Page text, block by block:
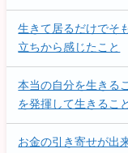
生きて居るだけでそ
立ちから感じたこと
本当の自分を生きる
を発揮して生きること
お金の引き寄せが出